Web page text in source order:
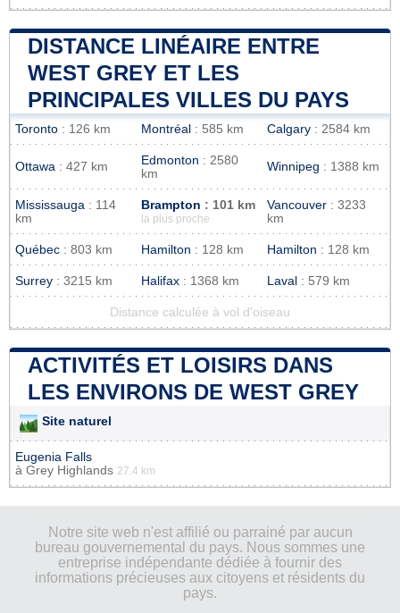
DISTANCE LINÉAIRE ENTRE
WEST GREY ET LES
PRINCIPALES VILLES DU PAYS
Toronto : 126 km Montréal : 585 km Calgary : 2584 km
Ottawa : 427 km Edmonton : 2580
km
Winnipeg : 1388 km
Mississauga : 114
km
Brampton : 101 km
la plus proche
Vancouver : 3233
km
Québec : 803 km Hamilton : 128 km Hamilton : 128 km
Surrey : 3215 km Halifax : 1368 km Laval : 579 km
Distance calculée à vol d'oiseau
ACTIVITÉS ET LOISIRS DANS
LES ENVIRONS DE WEST GREY
Site naturel
Eugenia Falls
à Grey Highlands 27.4 km
Notre site web n'est affilié ou parrainé par aucun
bureau gouvernemental du pays. Nous sommes une
entreprise indépendante dédiée à fournir des
informations précieuses aux citoyens et résidents du
pays.